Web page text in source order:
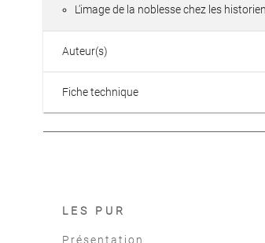
L'image de la noblesse chez les
Auteur(s)
Fiche technique
LES PUR
Présentation